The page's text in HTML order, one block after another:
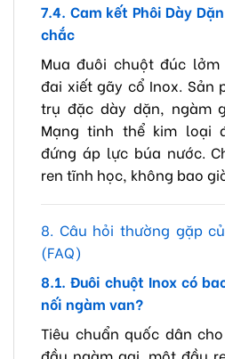
7.4. Cam kết Phôi Dày
chắc
Mua đuôi chuột đúc
đai xiết gãy cổ Inox. Sản
trụ đặc dày dặn, ngàm
Mạng tinh thể kim loại
đứng áp lực búa nước.
ren tĩnh học, không bao
8. Câu hỏi thường gặp
(FAQ)
8.1. Đuôi chuột Inox có
nối ngàm van?
Tiêu chuẩn quốc dân
đầu ngàm gai, một đầu